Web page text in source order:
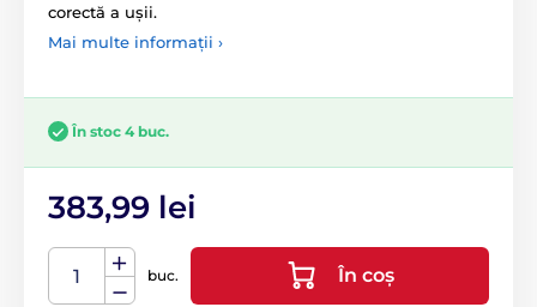
corectă a ușii.
Mai multe informații ›
În stoc 4 buc.
383,99 lei
buc. În coș